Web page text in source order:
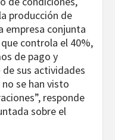
producción de
empresa conjunta
controla el 40%,
de pago y
sus actividades
se han visto
responde
sobre el